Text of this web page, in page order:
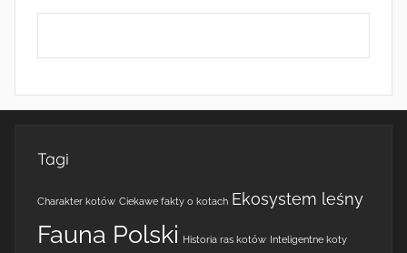
Tagi
Charakter kotów Ciekawe fakty o kotach Ekosystem leśny
Fauna Polski Historia ras kotów Inteligentne koty